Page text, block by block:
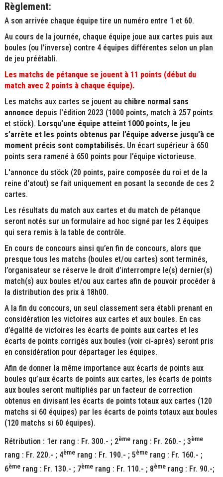
Règlement:
A son arrivée chaque équipe tire un numéro entre 1 et 60.
Au cours de la journée, chaque équipe joue aux cartes puis aux
boules (ou l’inverse) contre 4 équipes différentes selon un plan
de jeu préétabli.
Les matchs de pétanque se jouent à 11 points (début du
match avec 2 points à chaque équipe).
Les matchs aux cartes se jouent au chibre normal sans
annonce depuis l'édition 2023 (1000 points, match à 257 points
et stöck). Lorsqu’une équipe atteint 1000 points, le jeu
s’arrête et les points obtenus par l’équipe adverse jusqu’à ce
moment précis sont comptabilisés.Un écart supérieur à 650
points sera ramené à 650 points pour l’équipe victorieuse.
L'annonce du stöck (20 points, paire composée du roi et de la
reine d'atout) se fait uniquement en posant la seconde de ces 2
cartes.
Les résultats du match aux cartes et du match de pétanque
seront notés sur un formulaire ad hoc signé par les 2 équipes
qui sera remis à la table de contrôle.
En cours de concours ainsi qu’en fin de concours, alors que
presque tous les matchs (boules et/ou cartes) sont terminés,
l’organisateur se réserve le droit d’interrompre le(s) dernier(s)
match(s) aux boules et/ou aux cartes afin de pouvoir procéder à
la distribution des prix à 18h00.
A la fin du concours, un seul classement sera établi prenant en
considération les victoires aux cartes et aux boules. En cas
d’égalité de victoires les écarts de points aux cartes et les
écarts de points corrigés aux boules (voir ci-après) seront pris
en considération pour départager les équipes.
Afin de donner la même importance aux écarts de points aux
boules qu’aux écarts de points aux cartes, les écarts de points
aux boules seront multipliés par un facteur de correction
obtenus en divisant les écarts de points totaux aux cartes (120
matchs si 60 équipes) par les écarts de points totaux aux boules
(120 matchs si 60 équipes).
Rétribution : 1er rang : Fr. 300.- ; 2èmerang : Fr. 260.- ; 3ème
rang : Fr. 220.- ; 4èmerang : Fr. 190.- ; 5èmerang : Fr. 160.- ;
6èmerang : Fr. 130.- ; 7èmerang : Fr. 110.- ; 8èmerang : Fr. 90.-;